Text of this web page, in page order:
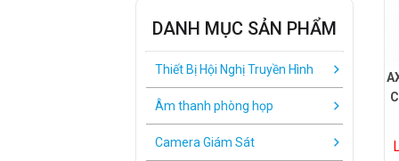
DANH MỤC SẢN PHẨM
Thiết Bị Hội Nghị Truyền Hình
Âm thanh phòng họp
Camera Giám Sát